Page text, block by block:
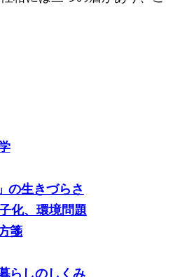
の生きづらさ
化、環境問題
箋
らしのしくみ